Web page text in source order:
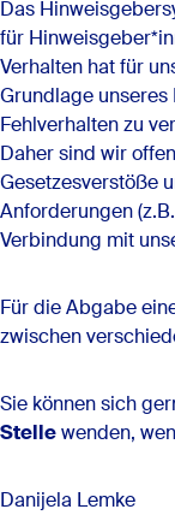
Newsroom
Das
für
Verhalten hat für
Grundlage
Fehlverhalten zu
Daher sind wir
Gesetzesverstöße
Anforderungen
Verbindung mit
Für die Abgabe
zwischen
Sie können sich
Stellewenden,
Danijela Lemke